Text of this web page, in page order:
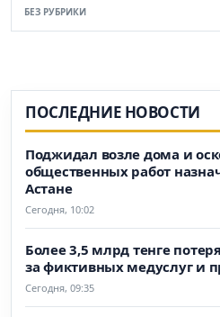
БЕЗ РУБРИКИ
ПОСЛЕДНИЕ НОВОСТИ
Поджидал возле дома и
общественных работ
Астане
Сегодня, 10:02
Более 3,5 млрд тенге
за фиктивных медуслуг и
Сегодня, 09:35